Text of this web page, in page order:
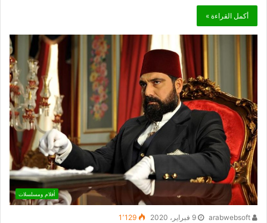
أكمل القراءة »
أفلام ومسلسلات
9 فبراير، 2020 1٬129